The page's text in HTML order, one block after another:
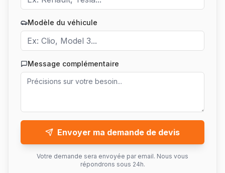
Modèle du véhicule
Message complémentaire
Envoyer ma demande de devis
Votre demande sera envoyée par email. Nous vous
répondrons sous 24h.